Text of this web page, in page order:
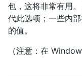
包，这将非常有用
代此选项；一些内
的值。
（注意：在